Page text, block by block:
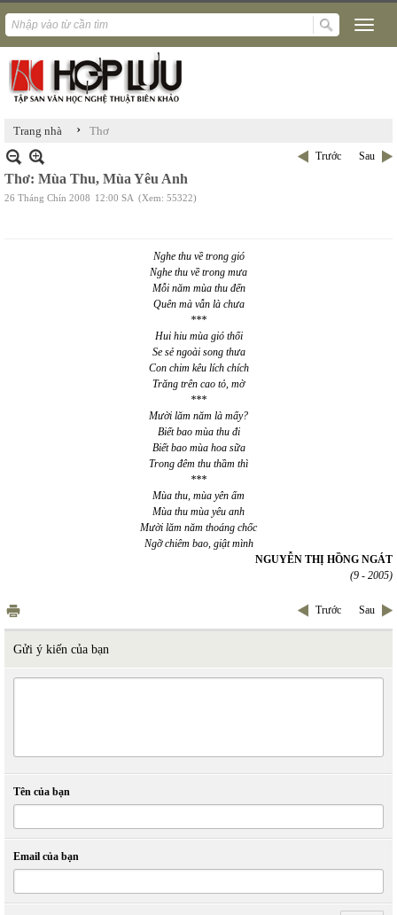
Trang nhà › Thơ
Trước Sau
Thơ: Mùa Thu, Mùa Yêu Anh
26 Tháng Chín 2008 12:00 SA (Xem: 55322)
Nghe thu về trong gió
Nghe thu về trong mưa
Mỗi năm mùa thu đến
Quên mà vẫn là chưa
***
Hui hiu mùa gió thổi
Se sẻ ngoài song thưa
Con chim kêu lích chích
Trăng trên cao tỏ, mờ
***
Mười lăm năm là mấy?
Biết bao mùa thu đi
Biết bao mùa hoa sữa
Trong đêm thu thầm thì
***
Mùa thu, mùa yên ấm
Mùa thu mùa yêu anh
Mười lăm năm thoáng chốc
Ngỡ chiêm bao, giật mình
NGUYỄN THỊ HỒNG NGÁT
(9 - 2005)
Trước Sau
Gửi ý kiến của bạn
Tên của bạn
Email của bạn